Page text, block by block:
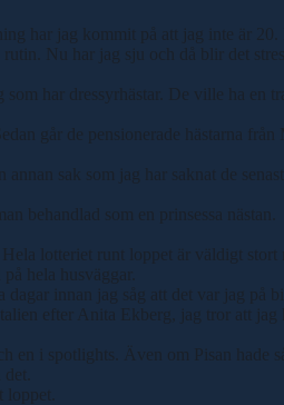
har jag kommit på att jag inte är
Nu har jag sju och då blir det
har dressyrhästar. De ville ha en
går de pensionerade hästarna
sak som jag har saknat de
behandlad som en prinsessa nästan.
lotteriet runt loppet är väldigt
hela husväggar.
innan jag såg att det var jag på
efter Anita Ekberg, jag tror att jag
en i spotlights. Även om Pisan hade